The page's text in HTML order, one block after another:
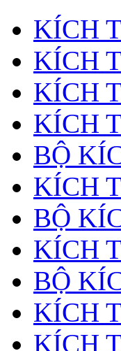
KÍCH
KÍCH
KÍCH
KÍCH
BỘ
KÍCH
BỘ
KÍCH
BỘ
KÍCH
KÍCH